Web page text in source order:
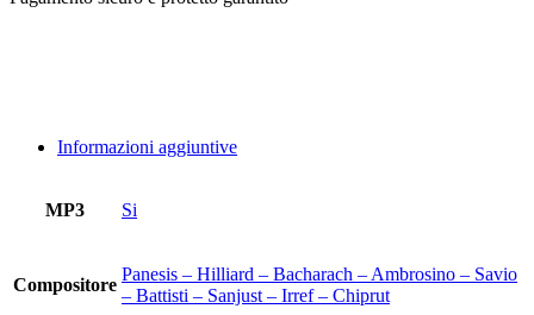
Informazioni aggiuntive
MP3 Si
Compositore
Panesis – Hilliard – Bacharach – Ambrosino – Savio
– Battisti – Sanjust – Irref – Chiprut